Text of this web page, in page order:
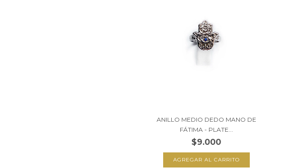
ANILLO MEDIO DEDO MANO DE
FÁTIMA - PLATE...
$9.000